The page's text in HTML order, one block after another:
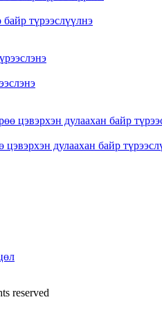
түрээслүүлнэ
дулаахан байр
reserved